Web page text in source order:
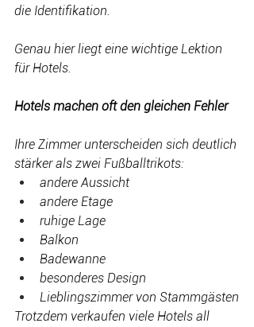
die Identifikation.
Genau hier liegt eine wichtige Lektion
für Hotels.
Hotels machen oft den gleichen Fehler
Ihre Zimmer unterscheiden sich deutlich
stärker als zwei Fußballtrikots:
andere Aussicht
andere Etage
ruhige Lage
Balkon
Badewanne
besonderes Design
Lieblingszimmer von Stammgästen
Trotzdem verkaufen viele Hotels all